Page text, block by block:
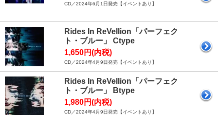
CD／2024年6月1日発売【イベントあり】
Rides In ReVellion「パーフェク
ト・ブルー」 Ctype
1,650円(内税)
CD／2024年4月9日発売【イベントあり】
Rides In ReVellion「パーフェク
ト・ブルー」 Btype
1,980円(内税)
CD／2024年4月9日発売【イベントあり】